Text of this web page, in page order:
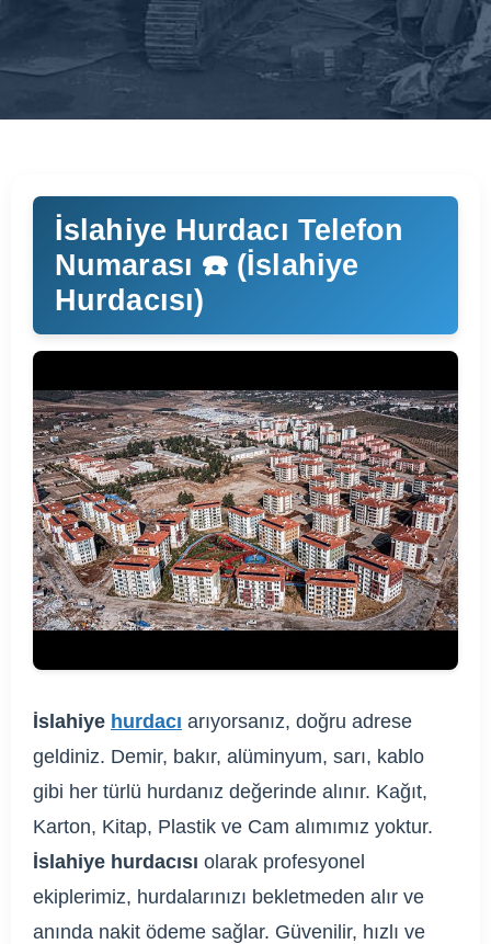
İslahiye Hurdacı Telefon
Numarası ☎️ (İslahiye
Hurdacısı)
İslahiye hurdacı arıyorsanız, doğru adrese
geldiniz. Demir, bakır, alüminyum, sarı, kablo
gibi her türlü hurdanız değerinde alınır. Kağıt,
Karton, Kitap, Plastik ve Cam alımımız yoktur.
İslahiye hurdacısı olarak profesyonel
ekiplerimiz, hurdalarınızı bekletmeden alır ve
anında nakit ödeme sağlar. Güvenilir, hızlı ve